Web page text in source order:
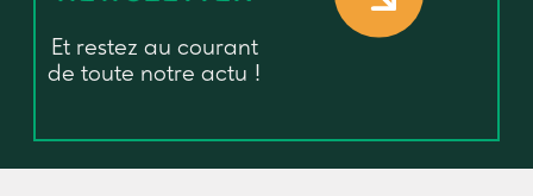
Et restez au courant
de toute notre actu !